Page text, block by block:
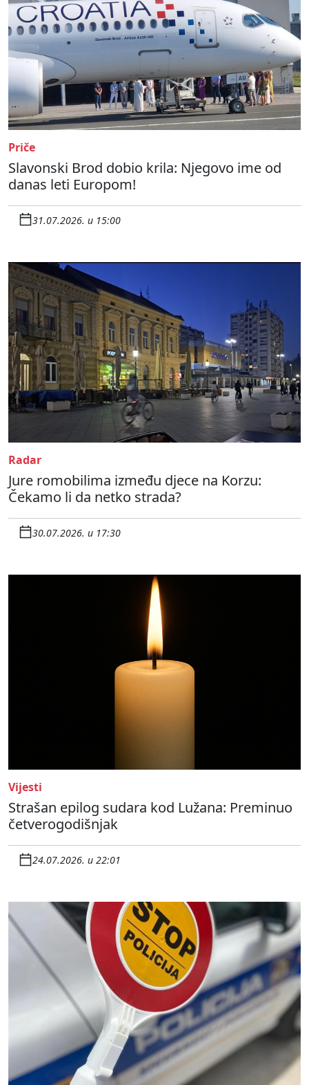
Priče
Slavonski Brod dobio krila: Njegovo ime od
danas leti Europom!
31.07.2026. u 15:00
Radar
Jure romobilima između djece na Korzu:
Čekamo li da netko strada?
30.07.2026. u 17:30
Vijesti
Strašan epilog sudara kod Lužana: Preminuo
četverogodišnjak
24.07.2026. u 22:01